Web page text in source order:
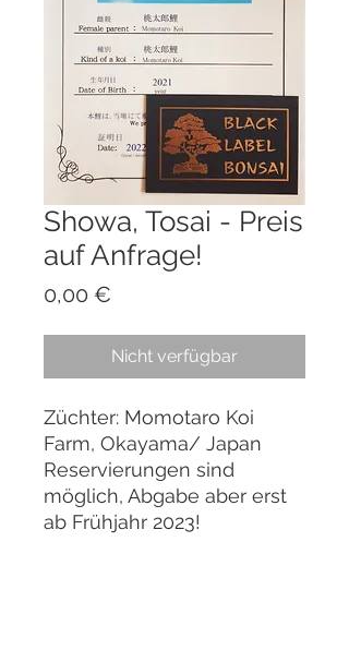
Showa, Tosai - Preis
auf Anfrage!
0,00 €
Nicht verfügbar
Züchter: Momotaro Koi
Farm, Okayama/ Japan
Reservierungen sind
möglich, Abgabe aber erst
ab Frühjahr 2023!